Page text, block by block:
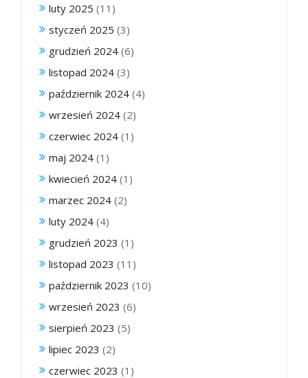
luty 2025 (11)
styczeń 2025 (3)
grudzień 2024 (6)
listopad 2024 (3)
październik 2024 (4)
wrzesień 2024 (2)
czerwiec 2024 (1)
maj 2024 (1)
kwiecień 2024 (1)
marzec 2024 (2)
luty 2024 (4)
grudzień 2023 (1)
listopad 2023 (11)
październik 2023 (10)
wrzesień 2023 (6)
sierpień 2023 (5)
lipiec 2023 (2)
czerwiec 2023 (1)